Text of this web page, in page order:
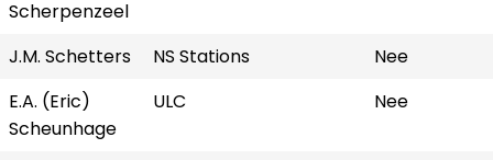
Scherpenzeel
J.M. Schetters NS Stations
Nee
E.A. (Eric)
Scheunhage
ULC Nee